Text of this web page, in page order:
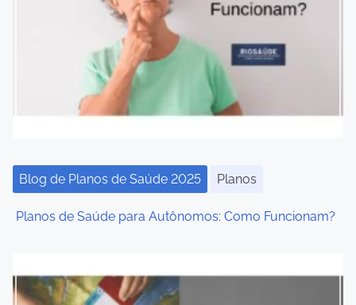
t
i
n
Blog de Planos de Saúde 2025 Planos
Planos de Saúde para Autônomos: Como Funcionam?